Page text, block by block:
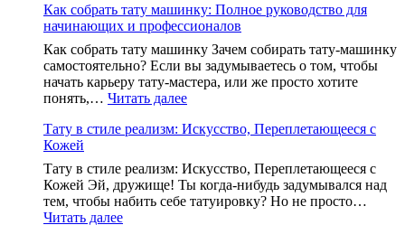
индукционная
тату
машинка?
Как
выбрать
идеальный
инструмент
для
художника
Как собрать тату машинку: Полное руководство для
начинающих и профессионалов
Как собрать тату машинку Зачем собирать тату-машинку
самостоятельно? Если вы задумываетесь о том, чтобы
начать карьеру тату-мастера, или же просто хотите
понять,… Читать далее:
собрать
машинку:
Полное
руководство
для
Тату в стиле реализм: Искусство, Переплетающееся с
Кожей
Тату в стиле реализм: Искусство, Переплетающееся с
Кожей Эй, дружище! Ты когда-нибудь задумывался над
тем, чтобы набить себе татуировку? Но не просто…
Читать далее: